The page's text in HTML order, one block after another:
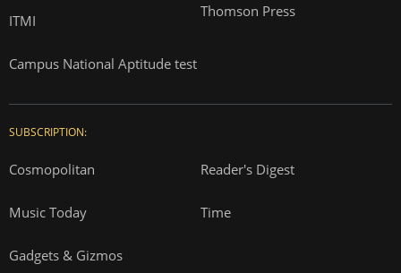
ITMI
Campus National Aptitude test
Thomson Press
SUBSCRIPTION:
Cosmopolitan Reader's Digest
Music Today Time
Gadgets & Gizmos